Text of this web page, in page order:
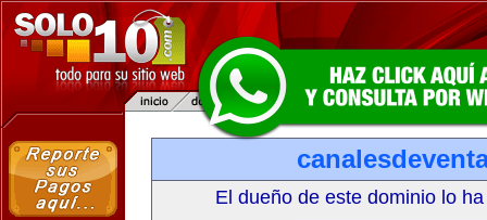
El dueño de este dominio lo